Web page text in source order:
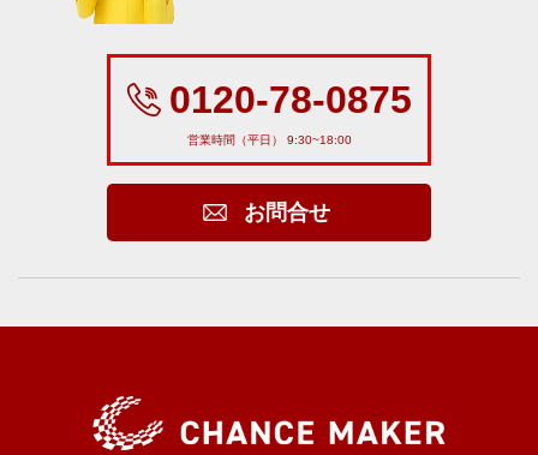
0120-78-0875
営業時間（平日） 9:30~18:00
お問合せ